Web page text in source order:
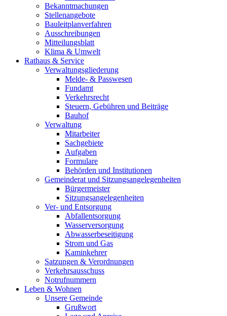
Bekanntmachungen
Stellenangebote
Bauleitplanverfahren
Ausschreibungen
Mitteilungsblatt
Klima & Umwelt
Rathaus & Service
Verwaltungsgliederung
Melde- & Passwesen
Fundamt
Verkehrsrecht
Steuern, Gebühren und Beiträge
Bauhof
Verwaltung
Mitarbeiter
Sachgebiete
Aufgaben
Formulare
Behörden und Institutionen
Gemeinderat und Sitzungsangelegenheiten
Bürgermeister
Sitzungsangelegenheiten
Ver- und Entsorgung
Abfallentsorgung
Wasserversorgung
Abwasserbeseitigung
Strom und Gas
Kaminkehrer
Satzungen & Verordnungen
Verkehrsausschuss
Notrufnummern
Leben & Wohnen
Unsere Gemeinde
Grußwort